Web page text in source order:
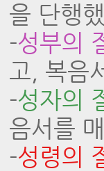
을 단행
-성부의
고, 복음
-성자의
음서를
-성령의